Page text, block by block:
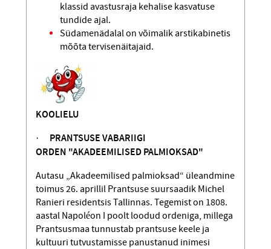
klassid avastusraja kehalise kasvatuse
tundide ajal.
Südamenädalal on võimalik arsti­kabinetis
mõõta tervisenäitajaid.
KOOLIELU
· PRANTSUSE VABARIIGI
ORDEN "AKADEEMILISED PALMIOKSAD"
Autasu „Akadeemilised palmioksad“ üleandmine
toimus 26. aprillil Prantsuse suursaadik Michel
Ranieri residentsis Tallinnas. Tegemist on 1808.
aastal Napoléon I poolt loodud ordeniga, millega
Prantsusmaa tunnustab prantsuse keele ja
kultuuri tutvustamisse panustanud inimesi